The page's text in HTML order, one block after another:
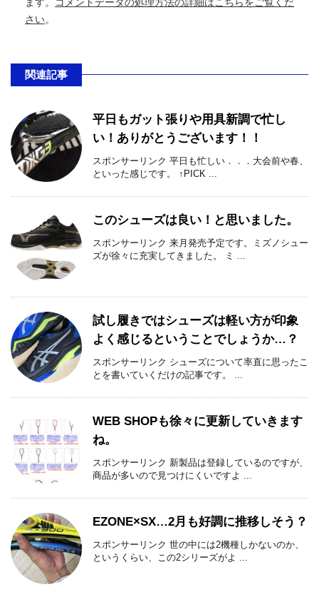
さい。
関連記事
平日もガット張りや用具新調で忙し
い！ありがとうございます！！
スポンサーリンク 平日も忙しい．．．大会前や春、
といった感じです。 ↑PICK ...
このシューズは良い！と思いました。
スポンサーリンク 来月発売予定です。ミズノシュー
ズが徐々に充実してきました。 ミ ...
試し履きではシューズは軽い方が印象
よく感じるということでしょうか…？
スポンサーリンク シューズについて率直に思ったこ
とを書いていくだけの記事です。 ...
WEB SHOPも徐々に更新していきます
ね。
スポンサーリンク 新製品は登録しているのですが、
商品が多いので見つけにくいですよ ...
EZONE×SX…2月も好調に推移しそう？
スポンサーリンク 世の中には2機種しかないのか、
というくらい、この2シリーズがよ ...